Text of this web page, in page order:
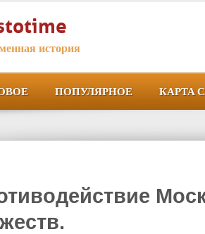
история
ПОПУЛЯРНОЕ КАРТА